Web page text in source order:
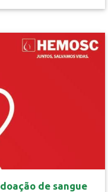
O plástico é
de sangue